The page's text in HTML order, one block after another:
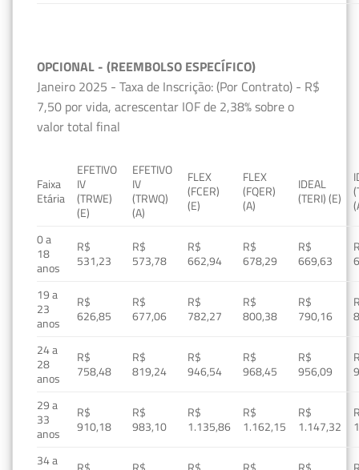
OPCIONAL - (REEMBOLSO ESPECÍFICO)
Janeiro 2025 - Taxa de Inscrição: (Por Contrato) - R$
7,50 por vida, acrescentar IOF de 2,38% sobre o
valor total final
Faixa
Etária
EFETIVO
IV
(TRWE)
(E)
EFETIVO
IV
(TRWQ)
(A)
FLEX
(FCER)
(E)
FLEX
(FQER)
(A)
IDEAL
(TERI) (E)
0 a
18
anos
R$
531,23
R$
573,78
R$
662,94
R$
678,29
R$
669,63
19 a
23
anos
R$
626,85
R$
677,06
R$
782,27
R$
800,38
R$
790,16
24 a
28
anos
R$
758,48
R$
819,24
R$
946,54
R$
968,45
R$
956,09
29 a
33
anos
R$
910,18
R$
983,10
R$
1.135,86
R$
1.162,15
R$
1.147,32
34 a